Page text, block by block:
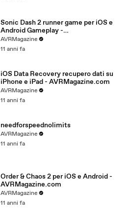
Sonic Dash 2 runner game per iOS e
Android Gameplay -
AVRMagazine.com
AVRMagazine
11 anni fa
iOS Data Recovery recupero dati su
iPhone e iPad - AVRMagazine.com
AVRMagazine
11 anni fa
needforspeednolimits
AVRMagazine
11 anni fa
Order & Chaos 2 per iOS e Android -
AVRMagazine.com
AVRMagazine
11 anni fa